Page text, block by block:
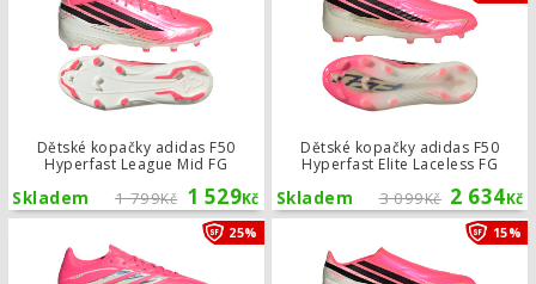
Dětské kopačky adidas F50
Hyperfast League Mid FG
1 799Kč 1 529Kč
Skladem
Dětské kopačky adidas F50
Hyperfast Elite Laceless FG
3 099Kč 2 634Kč
Skladem
25% Dětské kopačky adidas Copa Pure
15%